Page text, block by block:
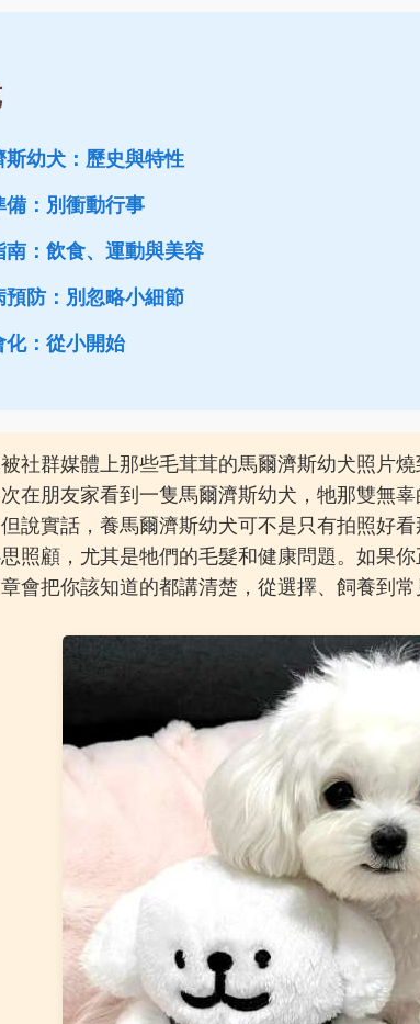
斯幼犬：歷史與特性
備：別衝動行事
南：飲食、運動與美容
預防：別忽略小細節
化：從小開始
社群媒體上那些毛茸茸的馬爾濟斯幼犬照片
在朋友家看到一隻馬爾濟斯幼犬，牠那雙無
說實話，養馬爾濟斯幼犬可不是只有拍照好
照顧，尤其是牠們的毛髮和健康問題。如果
會把你該知道的都講清楚，從選擇、飼養到常